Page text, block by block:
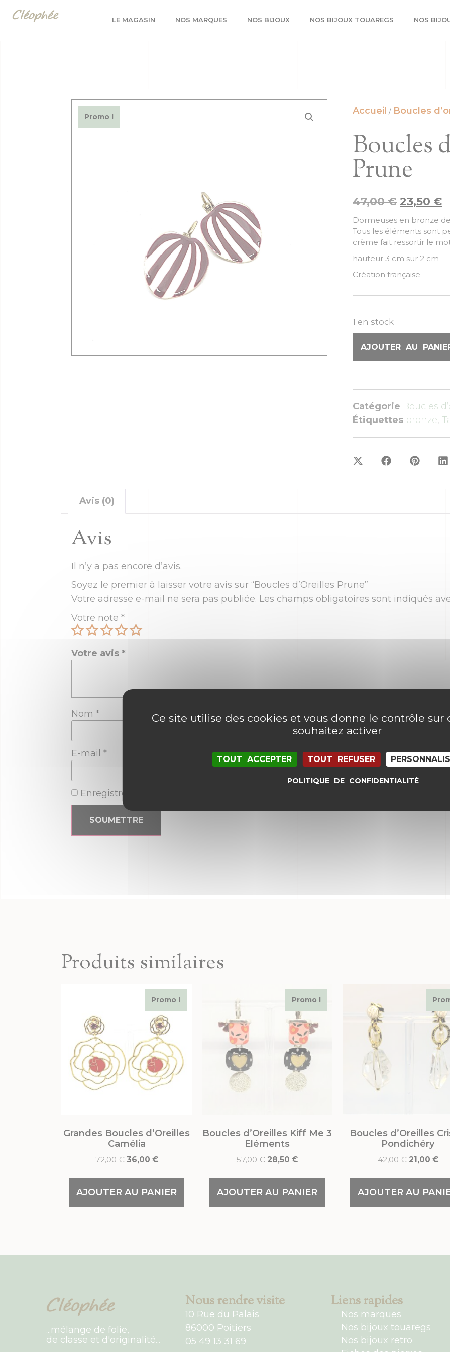
LE MAGASIN NOS MARQUES NOS BIJOUX NOS BIJOUX TOUAREGS NOS
Promo !
Accueil / Boucles
Boucles
Prune
47,00€ 23,50 €
Dormeuses en bronze
Tous les éléments sont
crème fait ressortir le
hauteur 3 cm sur 2 cm
Création française
1 en stock
AJOUTER AU
Catégorie Boucles
Étiquettes bronze,
Avis (0)
Avis
Il n’y a pas encore d’avis.
Soyez le premier à laisser votre avis sur “Boucles d’Oreilles Prune”
Votre adresse e-mail ne sera pas publiée. Les champs obligatoires sont indiqués
Votre note *
Votre avis *
Nom *
E-mail *
Enregistrer mon nom, mon e-mail et mon site dans le navigateur pour mon
Produits similaires
Promo !
Grandes Boucles d’Oreilles
Camélia
72,00€ 36,00 €
AJOUTER AU PANIER
Promo !
Boucles d’Oreilles Kiff Me 3
Eléments
57,00€ 28,50 €
AJOUTER AU PANIER
Boucles d’Oreilles
Pondichéry
42,00€ 21,00 €
AJOUTER AU
...mélange de folie,
de classe et d'originalité...
Nous rendre visite
10 Rue du Palais
86000 Poitiers
05 49 13 31 69
Liens rapides
Nos marques
Nos bijoux touaregs
Nos bijoux retro
Ce site utilise des cookies et vous donne le contrôle sur
souhaitez activer
TOUT ACCEPTER TOUT REFUSER
POLITIQUE DE CONFIDENTIALITÉ